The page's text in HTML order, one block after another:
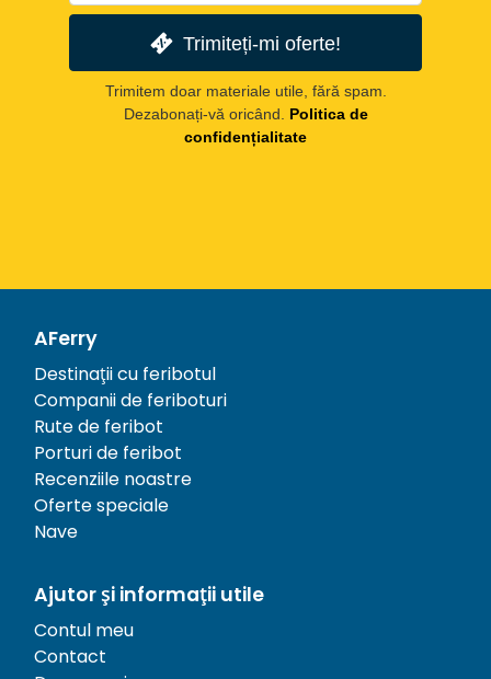
Trimiteți-mi oferte!
Trimitem doar materiale utile, fără spam.
Dezabonați-vă oricând.
Politica de
confidențialitate
AFerry
Destinații cu feribotul
Companii de feriboturi
Rute de feribot
Porturi de feribot
Recenziile noastre
Oferte speciale
Nave
Ajutor și informații utile
Contul meu
Contact